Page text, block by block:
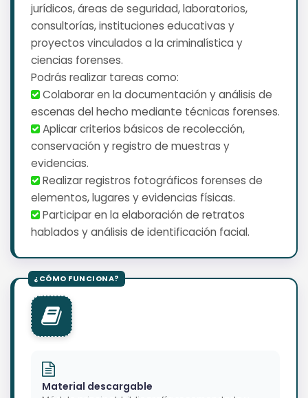
jurídicos, áreas de seguridad, laboratorios,
consultorías, instituciones educativas y
proyectos vinculados a la criminalística y
ciencias forenses.
Podrás realizar tareas como:
️ Colaborar en la documentación y análisis de
escenas del hecho mediante técnicas forenses.
️ Aplicar criterios básicos de recolección,
conservación y registro de muestras y
evidencias.
️ Realizar registros fotográficos forenses de
elementos, lugares y evidencias físicas.
️ Participar en la elaboración de retratos
hablados y análisis de identificación facial.
Material descargable